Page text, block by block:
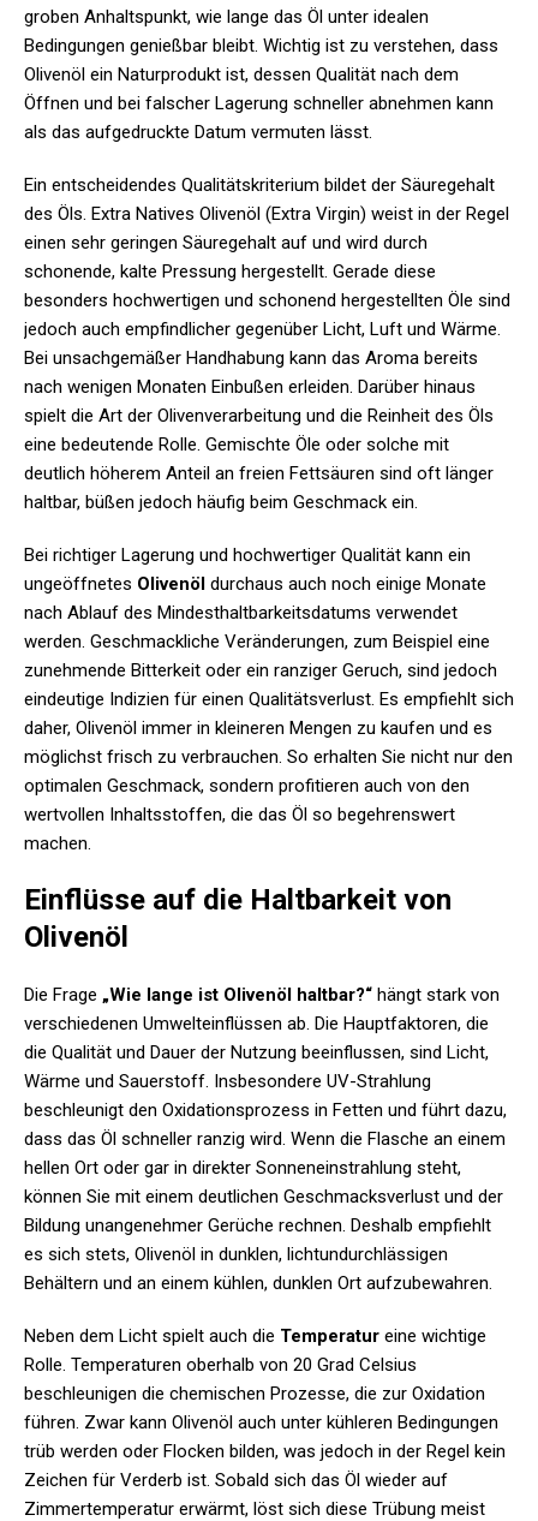
groben Anhaltspunkt, wie lange das Öl unter idealen
Bedingungen genießbar bleibt. Wichtig ist zu verstehen, dass
Olivenöl ein Naturprodukt ist, dessen Qualität nach dem
Öffnen und bei falscher Lagerung schneller abnehmen kann
als das aufgedruckte Datum vermuten lässt.
Ein entscheidendes Qualitätskriterium bildet der Säuregehalt
des Öls. Extra Natives Olivenöl (Extra Virgin) weist in der Regel
einen sehr geringen Säuregehalt auf und wird durch
schonende, kalte Pressung hergestellt. Gerade diese
besonders hochwertigen und schonend hergestellten Öle sind
jedoch auch empfindlicher gegenüber Licht, Luft und Wärme.
Bei unsachgemäßer Handhabung kann das Aroma bereits
nach wenigen Monaten Einbußen erleiden. Darüber hinaus
spielt die Art der Olivenverarbeitung und die Reinheit des Öls
eine bedeutende Rolle. Gemischte Öle oder solche mit
deutlich höherem Anteil an freien Fettsäuren sind oft länger
haltbar, büßen jedoch häufig beim Geschmack ein.
Bei richtiger Lagerung und hochwertiger Qualität kann ein
ungeöffnetes Olivenöl durchaus auch noch einige Monate
nach Ablauf des Mindesthaltbarkeitsdatums verwendet
werden. Geschmackliche Veränderungen, zum Beispiel eine
zunehmende Bitterkeit oder ein ranziger Geruch, sind jedoch
eindeutige Indizien für einen Qualitätsverlust. Es empfiehlt sich
daher, Olivenöl immer in kleineren Mengen zu kaufen und es
möglichst frisch zu verbrauchen. So erhalten Sie nicht nur den
optimalen Geschmack, sondern profitieren auch von den
wertvollen Inhaltsstoffen, die das Öl so begehrenswert
machen.
Einflüsse auf die Haltbarkeit von
Olivenöl
Die Frage „Wie lange ist Olivenöl haltbar?“ hängt stark von
verschiedenen Umwelteinflüssen ab. Die Hauptfaktoren, die
die Qualität und Dauer der Nutzung beeinflussen, sind Licht,
Wärme und Sauerstoff. Insbesondere UV-Strahlung
beschleunigt den Oxidationsprozess in Fetten und führt dazu,
dass das Öl schneller ranzig wird. Wenn die Flasche an einem
hellen Ort oder gar in direkter Sonneneinstrahlung steht,
können Sie mit einem deutlichen Geschmacksverlust und der
Bildung unangenehmer Gerüche rechnen. Deshalb empfiehlt
es sich stets, Olivenöl in dunklen, lichtundurchlässigen
Behältern und an einem kühlen, dunklen Ort aufzubewahren.
Neben dem Licht spielt auch die Temperatur eine wichtige
Rolle. Temperaturen oberhalb von 20 Grad Celsius
beschleunigen die chemischen Prozesse, die zur Oxidation
führen. Zwar kann Olivenöl auch unter kühleren Bedingungen
trüb werden oder Flocken bilden, was jedoch in der Regel kein
Zeichen für Verderb ist. Sobald sich das Öl wieder auf
Zimmertemperatur erwärmt, löst sich diese Trübung meist